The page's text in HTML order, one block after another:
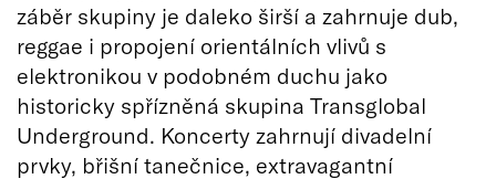
záběr skupiny je daleko širší a zahrnuje dub,
reggae i propojení orientálních vlivů s
elektronikou v podobném duchu jako
historicky spřízněná skupina Transglobal
Underground. Koncerty zahrnují divadelní
prvky, břišní tanečnice, extravagantní